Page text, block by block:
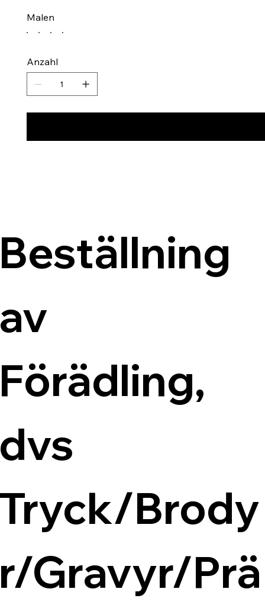
Malen
Anzahl
Brody
Gravyr/Prä